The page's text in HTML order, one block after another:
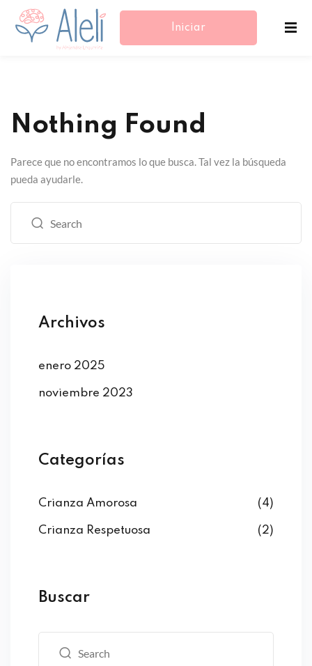
Iniciar
Nothing Found
Parece que no encontramos lo que busca. Tal vez la búsqueda
pueda ayudarle.
Archivos
enero 2025
noviembre 2023
Categorías
Crianza Amorosa (4)
Crianza Respetuosa (2)
Buscar